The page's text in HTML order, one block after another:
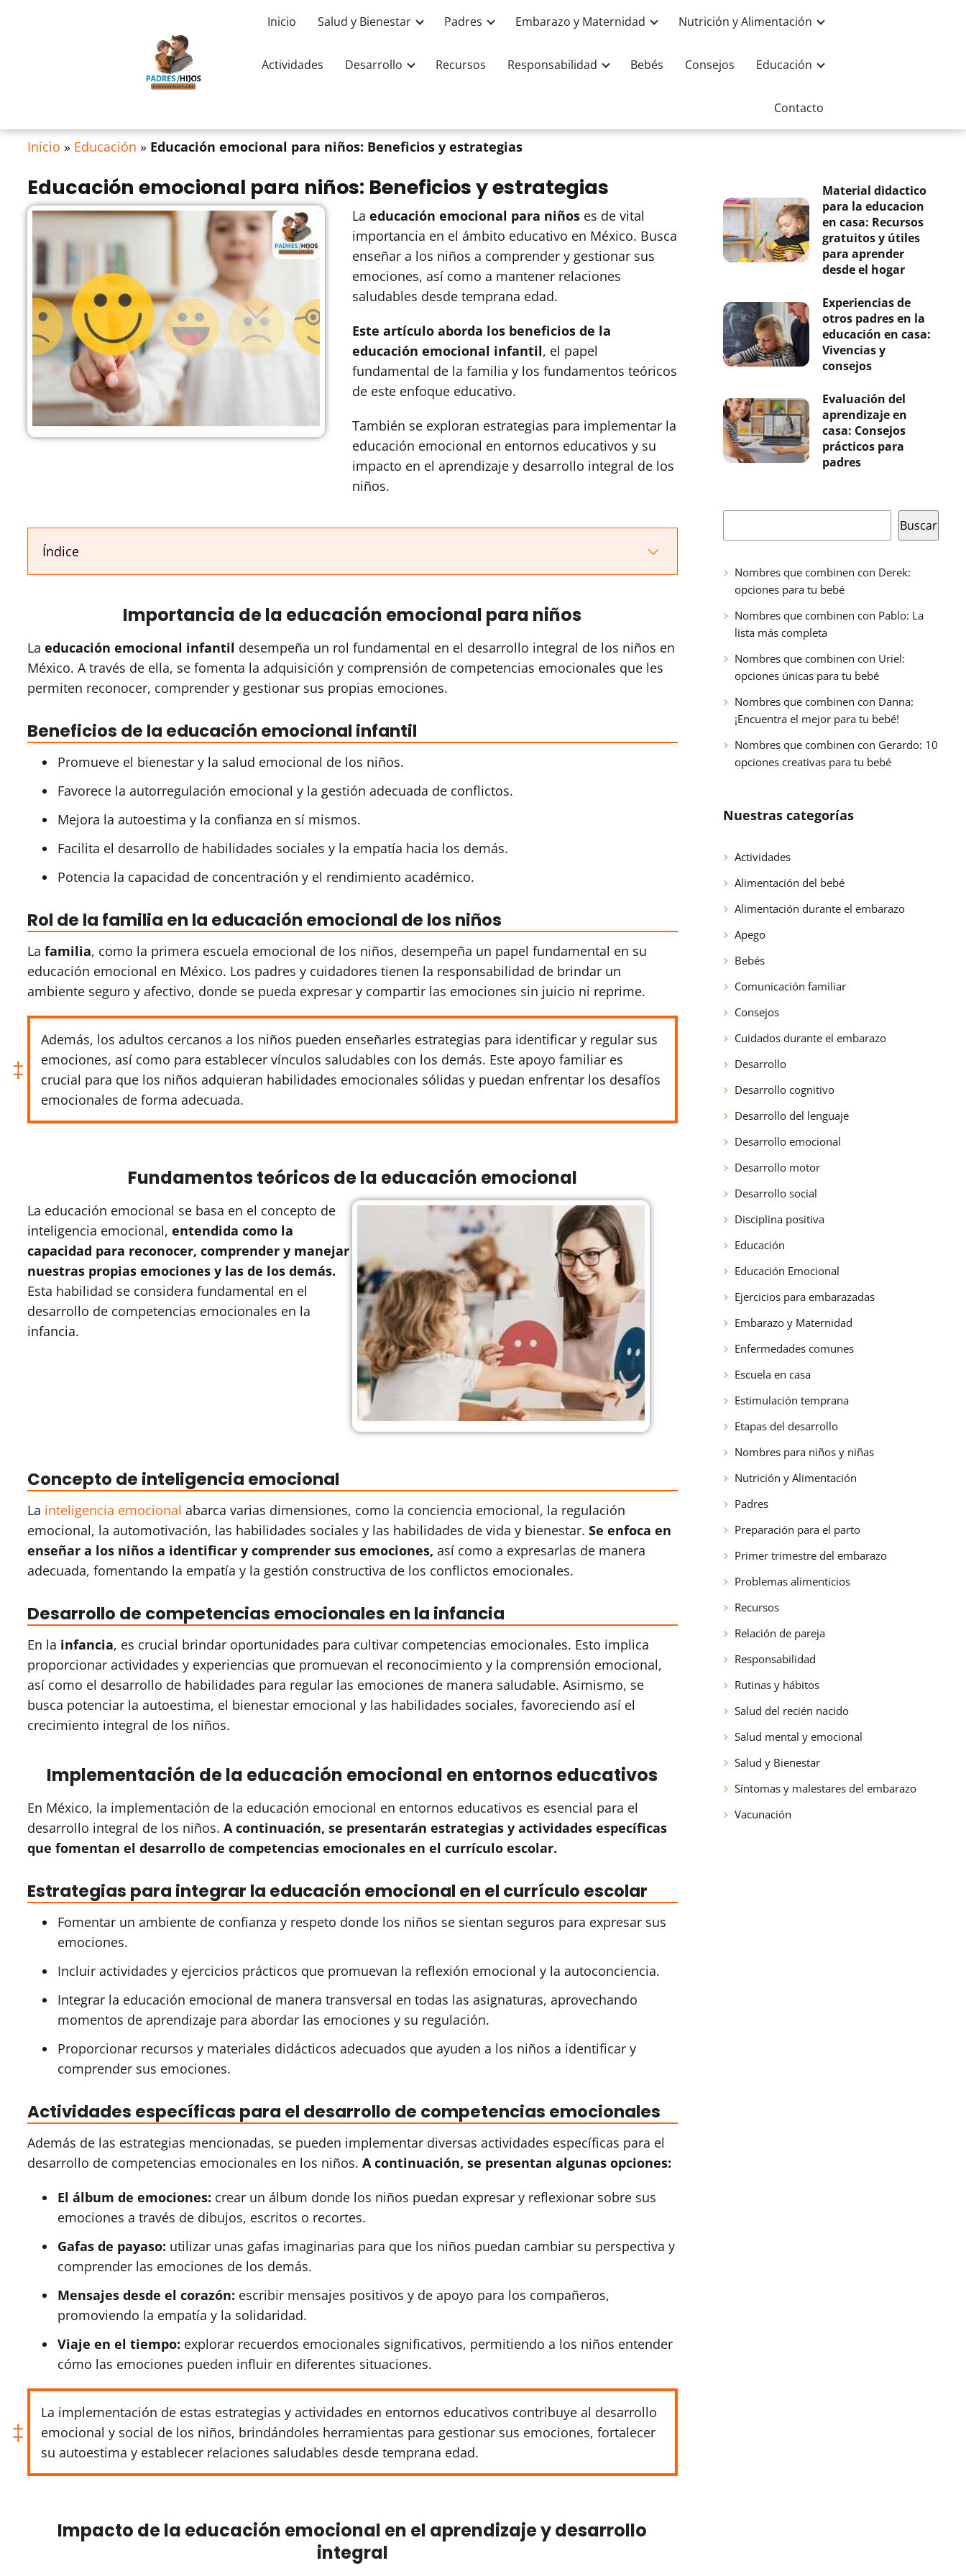
Inicio Salud y Bienestar Padres Embarazo y Maternidad Nutrición y Alimentación
Actividades Desarrollo Recursos Responsabilidad Bebés Consejos Educación
Contacto
Inicio » Educación » Educación emocional para niños: Beneficios y estrategias
Educación emocional para niños: Beneficios y estrategias
Laeducación emocional para niños es de vital
importancia en el ámbito educativo en México. Busca
enseñar a los niños a comprender y gestionar sus
emociones, así como a mantener relaciones
saludables desde temprana edad.
Este artículo aborda los beneficios de la
educación emocional infantil, el papel
fundamental de la familia y los fundamentos teóricos
de este enfoque educativo.
También se exploran estrategias para implementar la
educación emocional en entornos educativos y su
impacto en el aprendizaje y desarrollo integral de los
niños.
Índice
Importancia de la educación emocional para niños
La educación emocional infantil desempeña un rol fundamental en el desarrollo integral de los niños en
México. A través de ella, se fomenta la adquisición y comprensión de competencias emocionales que les
permiten reconocer, comprender y gestionar sus propias emociones.
Beneficios de la educación emocional infantil
Promueve el bienestar y la salud emocional de los niños.
Favorece la autorregulación emocional y la gestión adecuada de conflictos.
Mejora la autoestima y la confianza en sí mismos.
Facilita el desarrollo de habilidades sociales y la empatía hacia los demás.
Potencia la capacidad de concentración y el rendimiento académico.
Rol de la familia en la educación emocional de los niños
La familia, como la primera escuela emocional de los niños, desempeña un papel fundamental en su
educación emocional en México. Los padres y cuidadores tienen la responsabilidad de brindar un
ambiente seguro y afectivo, donde se pueda expresar y compartir las emociones sin juicio ni reprime.
Además, los adultos cercanos a los niños pueden enseñarles estrategias para identificar y regular sus
emociones, así como para establecer vínculos saludables con los demás. Este apoyo familiar es
crucial para que los niños adquieran habilidades emocionales sólidas y puedan enfrentar los desafíos
emocionales de forma adecuada.
Fundamentos teóricos de la educación emocional
La educación emocional se basa en el concepto de
inteligencia emocional, entendida como la
capacidad para reconocer, comprender y manejar
nuestras propias emociones y las de los demás.
Esta habilidad se considera fundamental en el
desarrollo de competencias emocionales en la
infancia.
Concepto de inteligencia emocional
La inteligencia emocional abarca varias dimensiones, como la conciencia emocional, la regulación
emocional, la automotivación, las habilidades sociales y las habilidades de vida y bienestar. Se enfoca en
enseñar a los niños a identificar y comprender sus emociones, así como a expresarlas de manera
adecuada, fomentando la empatía y la gestión constructiva de los conflictos emocionales.
Desarrollo de competencias emocionales en la infancia
En la infancia, es crucial brindar oportunidades para cultivar competencias emocionales. Esto implica
proporcionar actividades y experiencias que promuevan el reconocimiento y la comprensión emocional,
así como el desarrollo de habilidades para regular las emociones de manera saludable. Asimismo, se
busca potenciar la autoestima, el bienestar emocional y las habilidades sociales, favoreciendo así el
crecimiento integral de los niños.
Implementación de la educación emocional en entornos educativos
En México, la implementación de la educación emocional en entornos educativos es esencial para el
desarrollo integral de los niños. A continuación, se presentarán estrategias y actividades específicas
que fomentan el desarrollo de competencias emocionales en el currículo escolar.
Estrategias para integrar la educación emocional en el currículo escolar
Fomentar un ambiente de confianza y respeto donde los niños se sientan seguros para expresar sus
emociones.
Incluir actividades y ejercicios prácticos que promuevan la reflexión emocional y la autoconciencia.
Integrar la educación emocional de manera transversal en todas las asignaturas, aprovechando
momentos de aprendizaje para abordar las emociones y su regulación.
Proporcionar recursos y materiales didácticos adecuados que ayuden a los niños a identificar y
comprender sus emociones.
Actividades específicas para el desarrollo de competencias emocionales
Además de las estrategias mencionadas, se pueden implementar diversas actividades específicas para el
desarrollo de competencias emocionales en los niños. A continuación, se presentan algunas opciones:
El álbum de emociones: crear un álbum donde los niños puedan expresar y reflexionar sobre sus
emociones a través de dibujos, escritos o recortes.
Gafas de payaso: utilizar unas gafas imaginarias para que los niños puedan cambiar su perspectiva y
comprender las emociones de los demás.
Mensajes desde el corazón: escribir mensajes positivos y de apoyo para los compañeros,
promoviendo la empatía y la solidaridad.
Viaje en el tiempo: explorar recuerdos emocionales significativos, permitiendo a los niños entender
cómo las emociones pueden influir en diferentes situaciones.
La implementación de estas estrategias y actividades en entornos educativos contribuye al desarrollo
emocional y social de los niños, brindándoles herramientas para gestionar sus emociones, fortalecer
su autoestima y establecer relaciones saludables desde temprana edad.
Impacto de la educación emocional en el aprendizaje y desarrollo
integral
Material didactico
para la educacion
en casa: Recursos
gratuitos y útiles
para aprender
desde el hogar
Experiencias de
otros padres en la
educación en casa:
Vivencias y
consejos
Evaluación del
aprendizaje en
casa: Consejos
prácticos para
padres
Buscar
Nombres que combinen con Derek:
opciones para tu bebé
Nombres que combinen con Pablo: La
lista más completa
Nombres que combinen con Uriel:
opciones únicas para tu bebé
Nombres que combinen con Danna:
¡Encuentra el mejor para tu bebé!
Nombres que combinen con Gerardo: 10
opciones creativas para tu bebé
Nuestras categorías
Actividades
Alimentación del bebé
Alimentación durante el embarazo
Apego
Bebés
Comunicación familiar
Consejos
Cuidados durante el embarazo
Desarrollo
Desarrollo cognitivo
Desarrollo del lenguaje
Desarrollo emocional
Desarrollo motor
Desarrollo social
Disciplina positiva
Educación
Educación Emocional
Ejercicios para embarazadas
Embarazo y Maternidad
Enfermedades comunes
Escuela en casa
Estimulación temprana
Etapas del desarrollo
Nombres para niños y niñas
Nutrición y Alimentación
Padres
Preparación para el parto
Primer trimestre del embarazo
Problemas alimenticios
Recursos
Relación de pareja
Responsabilidad
Rutinas y hábitos
Salud del recién nacido
Salud mental y emocional
Salud y Bienestar
Síntomas y malestares del embarazo
Vacunación